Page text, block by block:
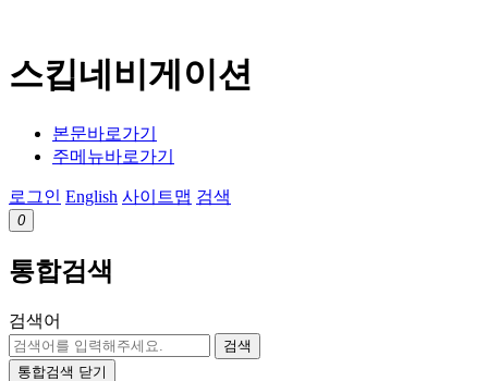
스킵네비게이션
본문바로가기
주메뉴바로가기
로그인 English 사이트맵 검색
0
통합검색
검색어
검색
통합검색 닫기